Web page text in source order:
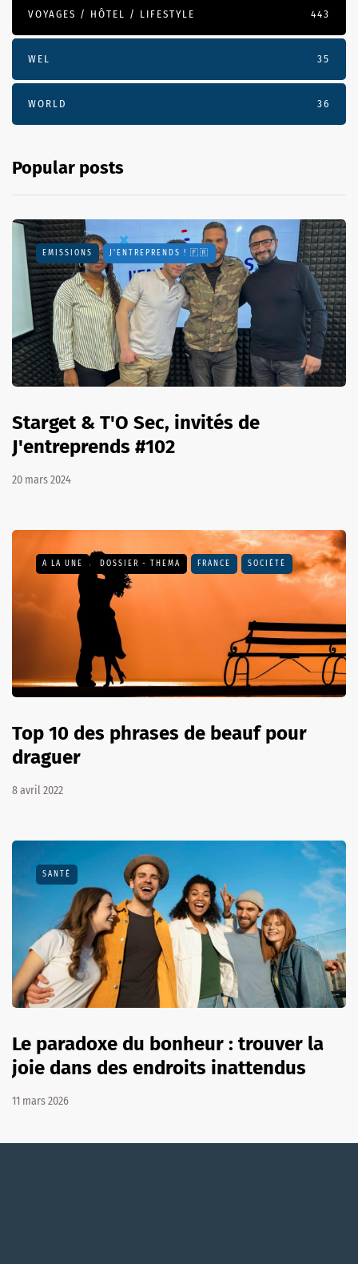
VOYAGES / HÔTEL / LIFESTYLE 443
WEL 35
WORLD 36
Popular posts
EMISSIONS J'ENTREPRENDS ! 🇫🇷
Starget & T'O Sec, invités de
J'entreprends #102
20 mars 2024
A LA UNE DOSSIER - THEMA FRANCE SOCIÉTÉ
Top 10 des phrases de beauf pour
draguer
8 avril 2022
SANTÉ
Le paradoxe du bonheur : trouver la
joie dans des endroits inattendus
11 mars 2026